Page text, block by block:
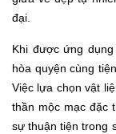
đại.
Khi được ứng
hòa quyện cùng
Việc lựa chọn vật
thần mộc mạc đặc
sự thuận tiện trong